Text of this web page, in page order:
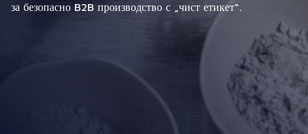
за безопасно B2B производство с „чист етикет“.